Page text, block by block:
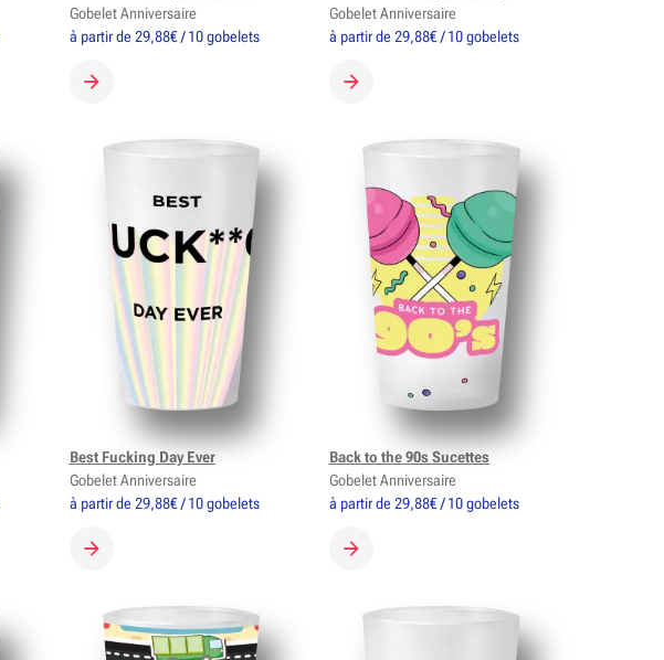
à partir de 29,88€ / 10 gobelets
CRÉER MON GOBELET
Gobelet Anniversaire
à partir de 29,88€ / 10 gobelets
CRÉER MON GOBELET
Gobelet Anniversaire
à partir de 29,88€ / 10 gobelets
CRÉER MON GOBELET
Best Fucking Day Ever
Gobelet Anniversaire
à partir de 29,88€ / 10 gobelets
CRÉER MON GOBELET
Back to the 90s Sucettes
Gobelet Anniversaire